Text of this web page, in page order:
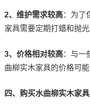
2、维护需求较高：为了
家具需要定期打蜡和抛光
3、价格相对较高：与一
曲柳实木家具的价格可能
四、购买水曲柳实木家